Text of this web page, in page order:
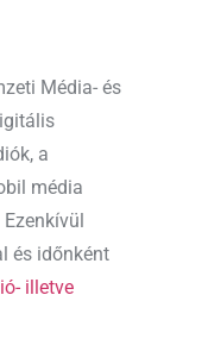
Média- és
a
média
és időnként
illetve